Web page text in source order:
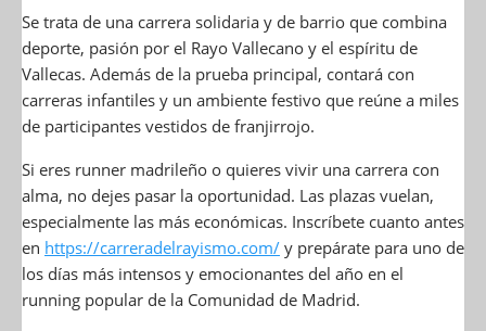
Se trata de una carrera solidaria y de barrio que combina
deporte, pasión por el Rayo Vallecano y el espíritu de
Vallecas. Además de la prueba principal, contará con
carreras infantiles y un ambiente festivo que reúne a miles
de participantes vestidos de franjirrojo.
Si eres runner madrileño o quieres vivir una carrera con
alma, no dejes pasar la oportunidad. Las plazas vuelan,
especialmente las más económicas. Inscríbete cuanto antes
en https://carreradelrayismo.com/ y prepárate para uno de
los días más intensos y emocionantes del año en el
running popular de la Comunidad de Madrid.